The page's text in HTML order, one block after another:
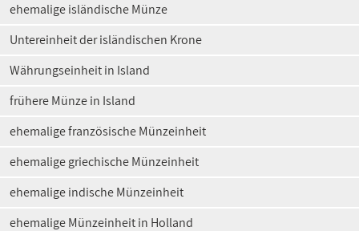
ehemalige isländische Münze
Untereinheit der isländischen Krone
Währungseinheit in Island
frühere Münze in Island
ehemalige französische Münzeinheit
ehemalige griechische Münzeinheit
ehemalige indische Münzeinheit
ehemalige Münzeinheit in Holland